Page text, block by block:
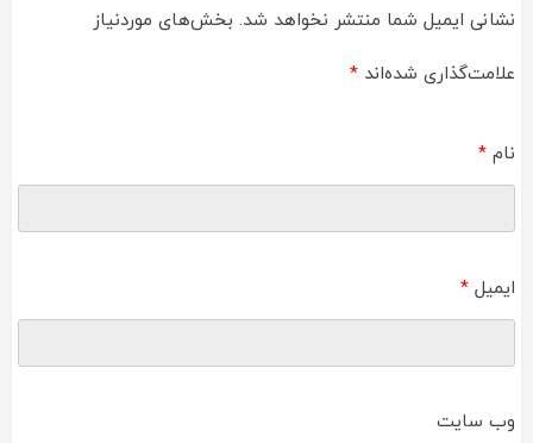
نشانی ایمیل شما منتشر نخواهد شد. بخش‌های موردنیاز
علامت‌گذاری شده‌اند *
نام *
ایمیل *
وب‌ سایت